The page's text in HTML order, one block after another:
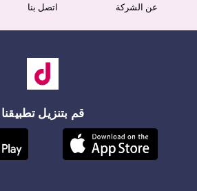
عن الشركة اتصل بنا
قم بتنزيل تطبيقنا